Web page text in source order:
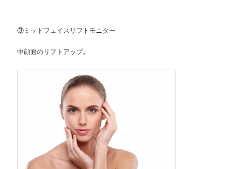
③ミッドフェイスリフトモニター
中顔面のリフトアップ。